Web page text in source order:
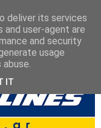
deliver its services
and user-agent are
and security
usage
IT